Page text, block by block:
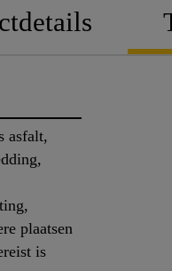
asfalt,
plaatsen
is